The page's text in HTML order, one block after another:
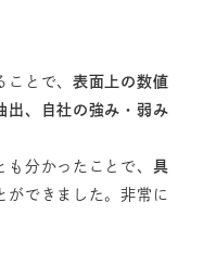
とで、 表面上の数値
出、自社の強み・弱み
分かったことで、 具
ができました。非常に